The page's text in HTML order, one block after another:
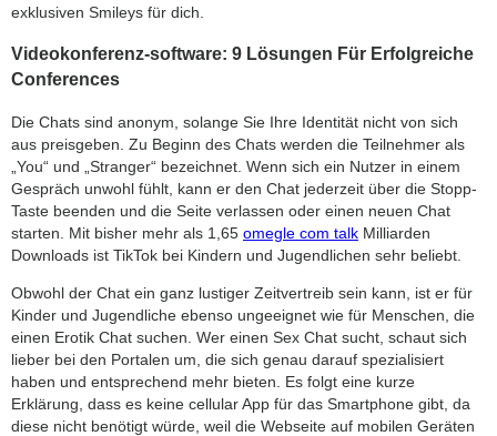
exklusiven Smileys für dich.
Videokonferenz-software: 9 Lösungen Für Erfolgreiche
Conferences
Die Chats sind anonym, solange Sie Ihre Identität nicht von sich
aus preisgeben. Zu Beginn des Chats werden die Teilnehmer als
„You“ und „Stranger“ bezeichnet. Wenn sich ein Nutzer in einem
Gespräch unwohl fühlt, kann er den Chat jederzeit über die Stopp-
Taste beenden und die Seite verlassen oder einen neuen Chat
starten. Mit bisher mehr als 1,65 omegle com talk Milliarden
Downloads ist TikTok bei Kindern und Jugendlichen sehr beliebt.
Obwohl der Chat ein ganz lustiger Zeitvertreib sein kann, ist er für
Kinder und Jugendliche ebenso ungeeignet wie für Menschen, die
einen Erotik Chat suchen. Wer einen Sex Chat sucht, schaut sich
lieber bei den Portalen um, die sich genau darauf spezialisiert
haben und entsprechend mehr bieten. Es folgt eine kurze
Erklärung, dass es keine cellular App für das Smartphone gibt, da
diese nicht benötigt würde, weil die Webseite auf mobilen Geräten